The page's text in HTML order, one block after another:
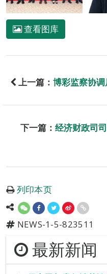
查看图库
上一篇： 博彩监察协
下一篇： 经济财政司
列印本页
NEWS-1-5-823511
最新新闻